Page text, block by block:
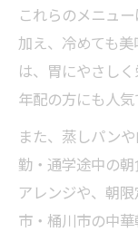
これらのメニュ
加え、冷めても
は、胃にやさし
年配の方にも人気
また、蒸しパン
勤・通学途中の
アレンジや、朝
市・桶川市の中華